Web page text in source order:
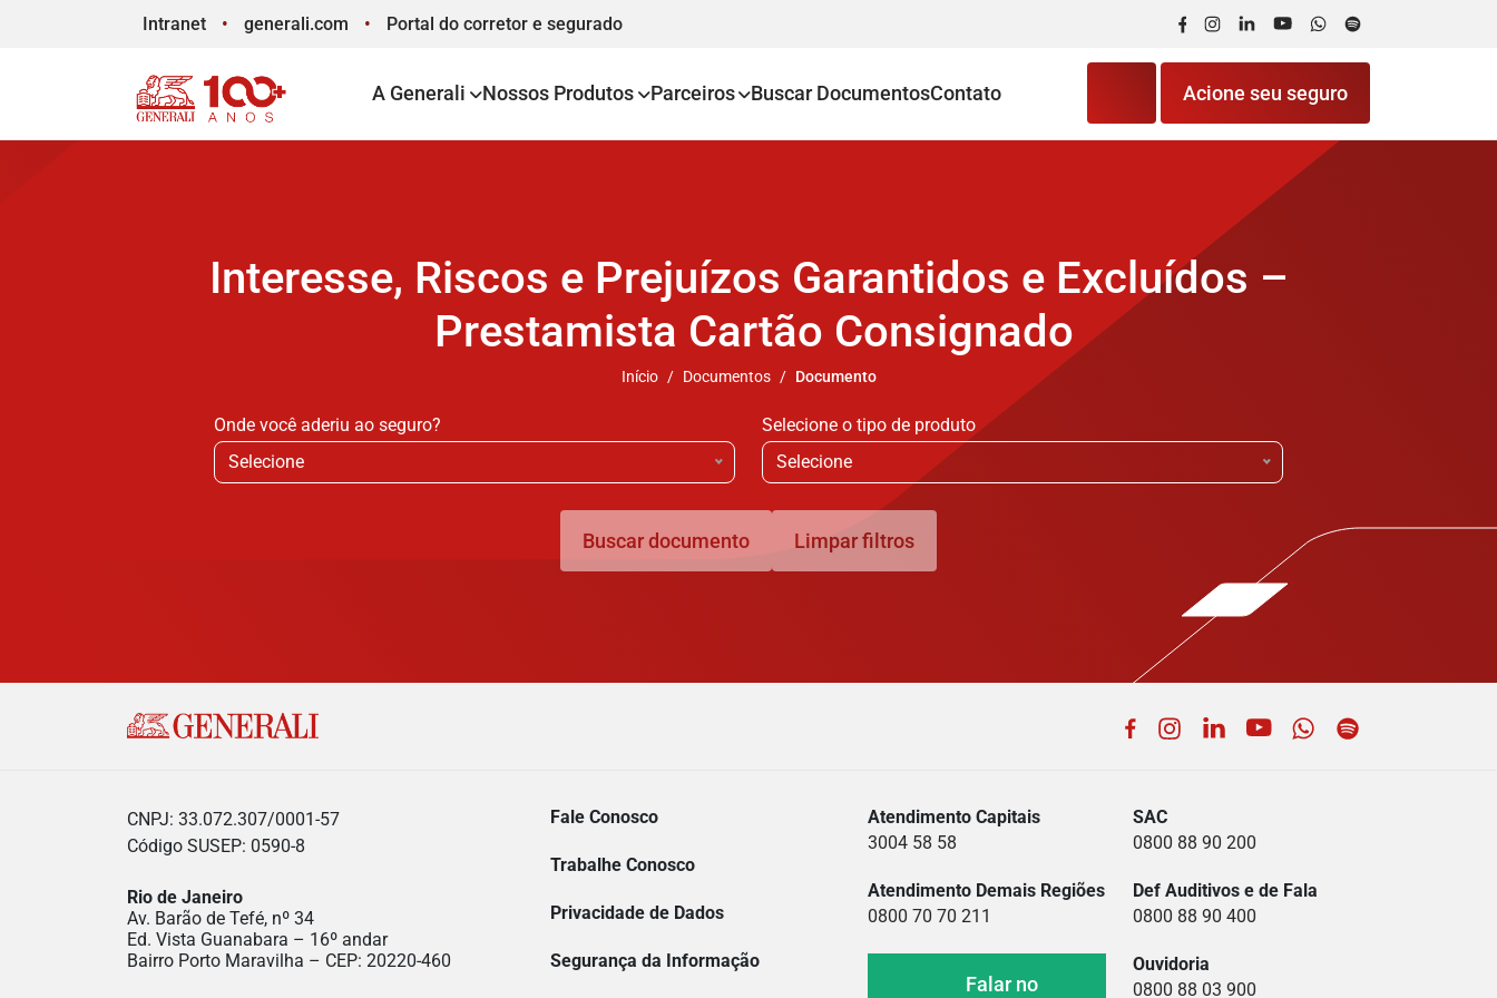
Intranet generali.com Portal do corretor e segurado FacebookInstagram
LinkedInYouTubeWhatsApp
Spotify
A Generali Nossos Produtos Parceiros Buscar DocumentosContato Acione seu seguro
Interesse, Riscos e Prejuízos Garantidos e Excluídos –
Prestamista Cartão Consignado
Início Documentos Documento
Onde você aderiu ao seguro?
Selecione
Selecione o tipo de produto
Selecione
Buscar documento Limpar filtros
Facebook
Instagram
LinkedIn
YouTubeWhatsApp
CNPJ: 33.072.307/0001-57
Código SUSEP: 0590-8
Rio de Janeiro
Av. Barão de Tefé, nº 34
Ed. Vista Guanabara – 16º andar
Bairro Porto Maravilha – CEP: 20220-460
Fale Conosco
Trabalhe Conosco
Privacidade de Dados
Segurança da Informação
Atendimento Capitais
3004 58 58
Atendimento Demais Regiões
0800 70 70 211
Falar no
SAC
0800 88 90 200
Def Auditivos e de Fala
0800 88 90 400
Ouvidoria
0800 88 03 900